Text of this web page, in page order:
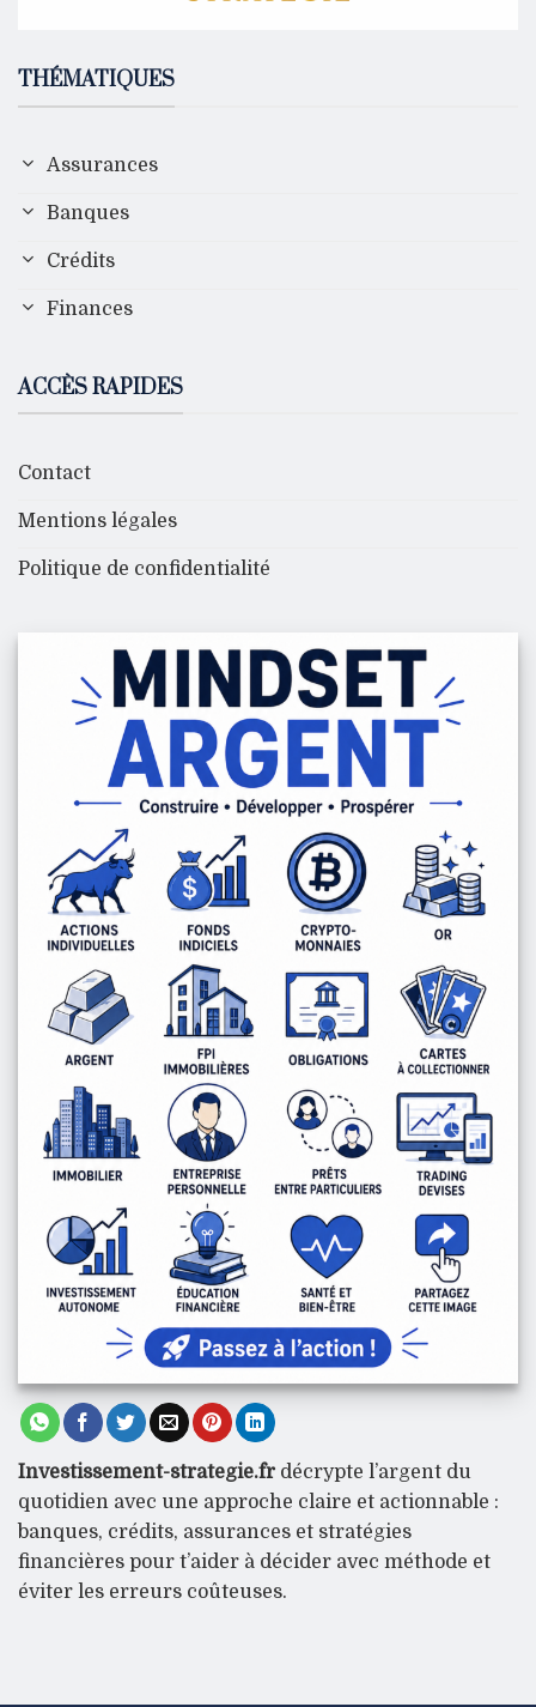
THÉMATIQUES
Assurances
Banques
Crédits
Finances
ACCÈS RAPIDES
Contact
Mentions légales
Politique de confidentialité
Investissement-strategie.fr décrypte l’argent du
quotidien avec une approche claire et actionnable :
banques, crédits, assurances et stratégies
financières pour t’aider à décider avec méthode et
éviter les erreurs coûteuses.